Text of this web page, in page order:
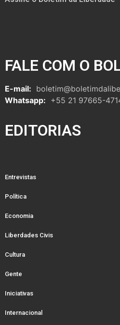
FALE COM O
E-mail:
Whatsapp: +55 21 97665-
EDITORIAS
Entrevistas
Política
Economia
Liberdades Civis
Cultura
Gente
Iniciativas
Internacional